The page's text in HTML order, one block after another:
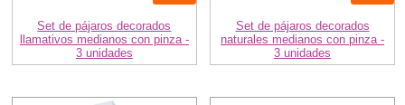
Set de pájaros decorados
llamativos medianos con pinza -
3 unidades
Set de pájaros decorados
naturales medianos con pinza -
3 unidades